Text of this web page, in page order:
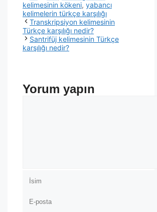
kelimesinin kökeni, yabancı
kelimelerin türkçe karşılığı
Transkripsiyon kelimesinin
Türkçe karşılığı nedir?
Santrifüj kelimesinin Türkçe
karşılığı nedir?
Yorum yapın